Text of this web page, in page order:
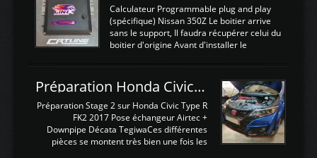
Calculateur Programmable plug and play
(spécifique) Nissan 350Z Le boitier arrive
sans le support, Il faudra récupérer celui du
boitier d'origine Avant d'installer le
d'envoyer l'information de la large bande
dans le boitier. sydney sweeney deepfake
La sortie 0-5V de l'afr sera connectée sur
l'entrée AN Volt 8 et GndAN pour
Analogique, et Volt car l'information est une
tension (Pas une résistance variable d'un
Préparation Honda Civic Type R FK2
Préparation Stage 2 sur Honda Civic Type R
FK2 2017 Pose échangeur Airtec +
Downpipe Décata TegiwaCes différentes
pièces se montent très bien une fois les